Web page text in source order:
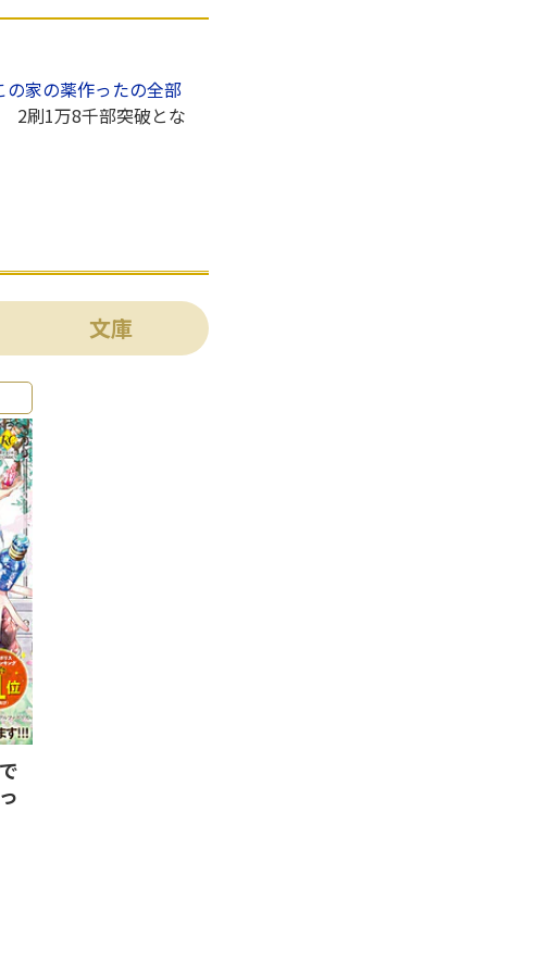
の家の薬作ったの全部
2刷1万8千部突破とな
文庫